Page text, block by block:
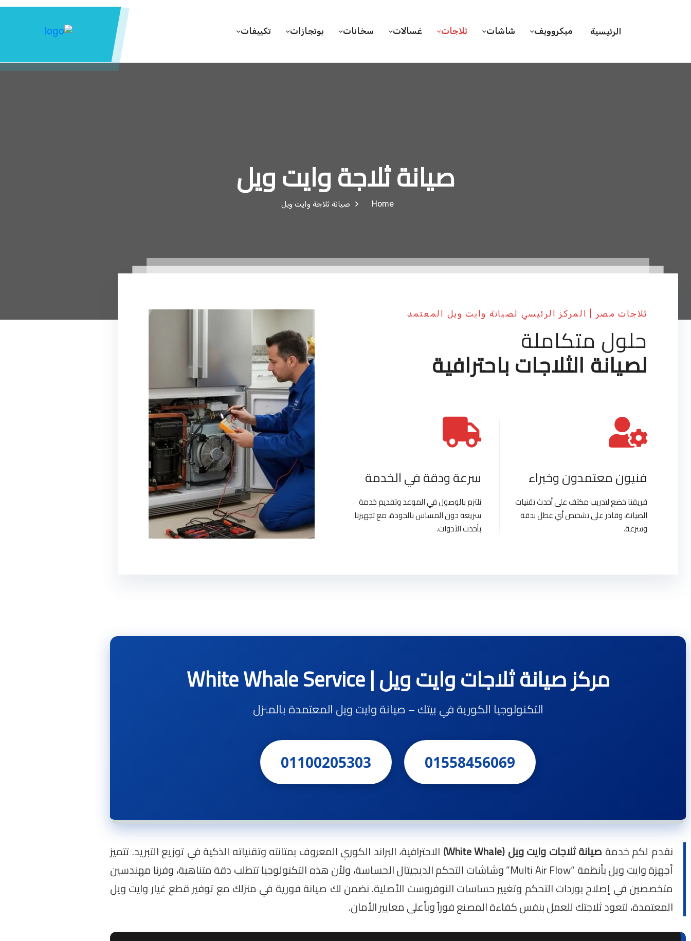
الرئيسية ميكروويف شاشات ثلاجات غسالات سخانات بوتجازات تكييفات
صيانة ثلاجة وايت ويل
Home صيانة ثلاجة وايت ويل
ثلاجات مصر | المركز الرئيسي لصيانة وايت ويل المعتمد
حلول متكاملة
لصيانة الثلاجات باحترافية
فنيون معتمدون وخبراء
فريقنا خضع لتدريب مكثف على أحدث تقنيات
الصيانة، وقادر على تشخيص أي عطل بدقة
وسرعة.
سرعة ودقة في الخدمة
نلتزم بالوصول في الموعد وتقديم خدمة
سريعة دون المساس بالجودة، مع تجهيزنا
بأحدث الأدوات.
مركز صيانة ثلاجات وايت ويل | White Whale Service
التكنولوجيا الكورية في بيتك – صيانة وايت ويل المعتمدة بالمنزل
01558456069
01100205303
نقدم لكم خدمة صيانة ثلاجات وايت ويل (White Whale)
الاحترافية، البراند الكوري المعروف بمتانته وتقنياته الذكية في توزيع التبريد. تتميز
أجهزة وايت ويل بأنظمة “Multi Air Flow” وشاشات التحكم الديجيتال الحساسة، ولأن هذه التكنولوجيا تتطلب دقة متناهية، وفرنا مهندسين
متخصصين في إصلاح بوردات التحكم وتغيير حساسات النوفروست الأصلية. نضمن لك صيانة فورية في منزلك مع توفير قطع غيار وايت ويل
المعتمدة، لتعود ثلاجتك للعمل بنفس كفاءة المصنع فوراً وبأعلى معايير الأمان.